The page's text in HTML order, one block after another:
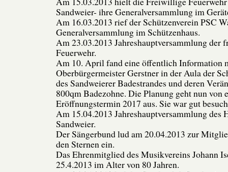
Sandweier- ihre Generalversammlung im
Am 16.03.2013 rief der Schützenverein PSC
Generalversammlung im Schützenhaus.
Am 23.03.2013 Jahreshauptversammlung der
Feuerwehr.
Am 10. April fand eine öffentlich Information
Oberbürgermeister Gerstner in der Aula der
des Sandweierer Badestrandes und deren
800qm Badezohne. Die Planung geht nun von
Eröffnungstermin 2017 aus. Sie war gut
Am 15.04.2013 Jahreshauptversammlung des
Sandweier.
Der Sängerbund lud am 20.04.2013 zur
den Sternen ein.
Das Ehrenmitglied des Musikvereins Johann
25.4.2013 im Alter von 80 Jahren.